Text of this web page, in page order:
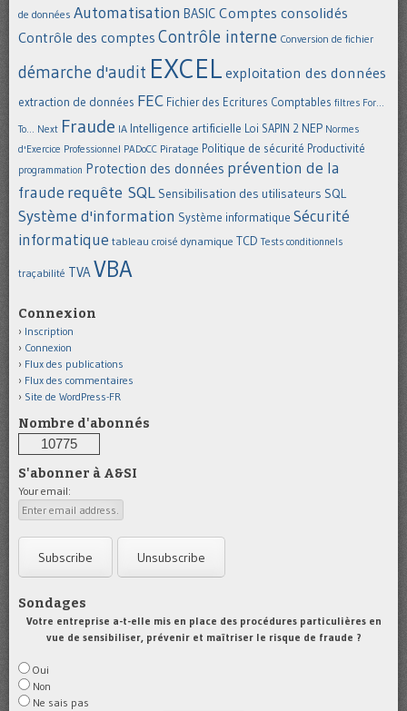
de données Automatisation BASIC Comptes consolidés
Contrôle des comptes Contrôle interne Conversion de fichier
démarche d'audit EXCEL exploitation des données
extraction de données FEC Fichier des Ecritures Comptables filtres For...
To... Next Fraude IA Intelligence artificielle Loi SAPIN 2 NEP Normes
d'Exercice Professionnel PADoCC Piratage Politique de sécurité Productivité
programmation Protection des données prévention de la
fraude requête SQL Sensibilisation des utilisateurs SQL
Système d'information Système informatique Sécurité
informatique tableau croisé dynamique TCD Tests conditionnels
traçabilité TVA VBA
Connexion
Inscription
Connexion
Flux des publications
Flux des commentaires
Site de WordPress-FR
Nombre d'abonnés
10775
S'abonner à A&SI
Your email:
Sondages
Votre entreprise a-t-elle mis en place des procédures particulières en
vue de sensibiliser, prévenir et maîtriser le risque de fraude ?
Oui
Non
Ne sais pas